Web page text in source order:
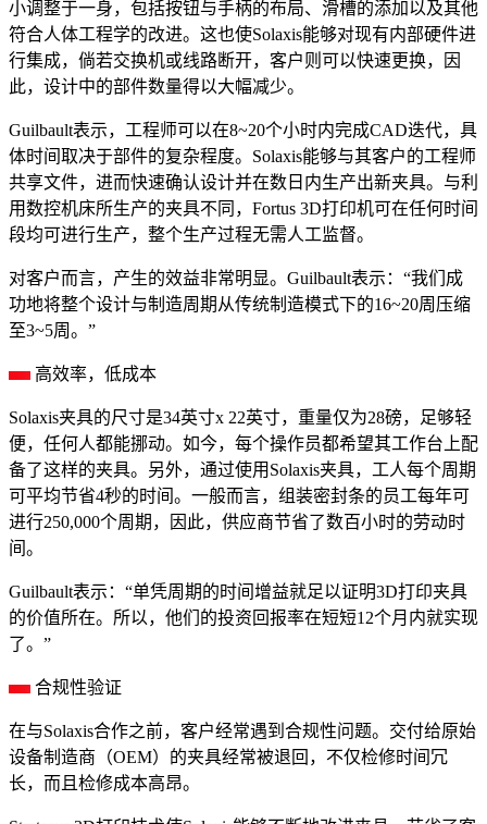
小调整于一身，包括按钮与手柄的布局、滑槽的添加以及其他
符合人体工程学的改进。这也使Solaxis能够对现有内部硬件进
行集成，倘若交换机或线路断开，客户则可以快速更换，因
此，设计中的部件数量得以大幅减少。
Guilbault表示，工程师可以在8~20个小时内完成CAD迭代，具
体时间取决于部件的复杂程度。Solaxis能够与其客户的工程师
共享文件，进而快速确认设计并在数日内生产出新夹具。与利
用数控机床所生产的夹具不同，Fortus 3D打印机可在任何时间
段均可进行生产，整个生产过程无需人工监督。
对客户而言，产生的效益非常明显。Guilbault表示：“我们成
功地将整个设计与制造周期从传统制造模式下的16~20周压缩
至3~5周。”
高效率，低成本
Solaxis夹具的尺寸是34英寸x 22英寸，重量仅为28磅，足够轻
便，任何人都能挪动。如今，每个操作员都希望其工作台上配
备了这样的夹具。另外，通过使用Solaxis夹具，工人每个周期
可平均节省4秒的时间。一般而言，组装密封条的员工每年可
进行250,000个周期，因此，供应商节省了数百小时的劳动时
间。
Guilbault表示：“单凭周期的时间增益就足以证明3D打印夹具
的价值所在。所以，他们的投资回报率在短短12个月内就实现
了。”
合规性验证
在与Solaxis合作之前，客户经常遇到合规性问题。交付给原始
设备制造商（OEM）的夹具经常被退回，不仅检修时间冗
长，而且检修成本高昂。